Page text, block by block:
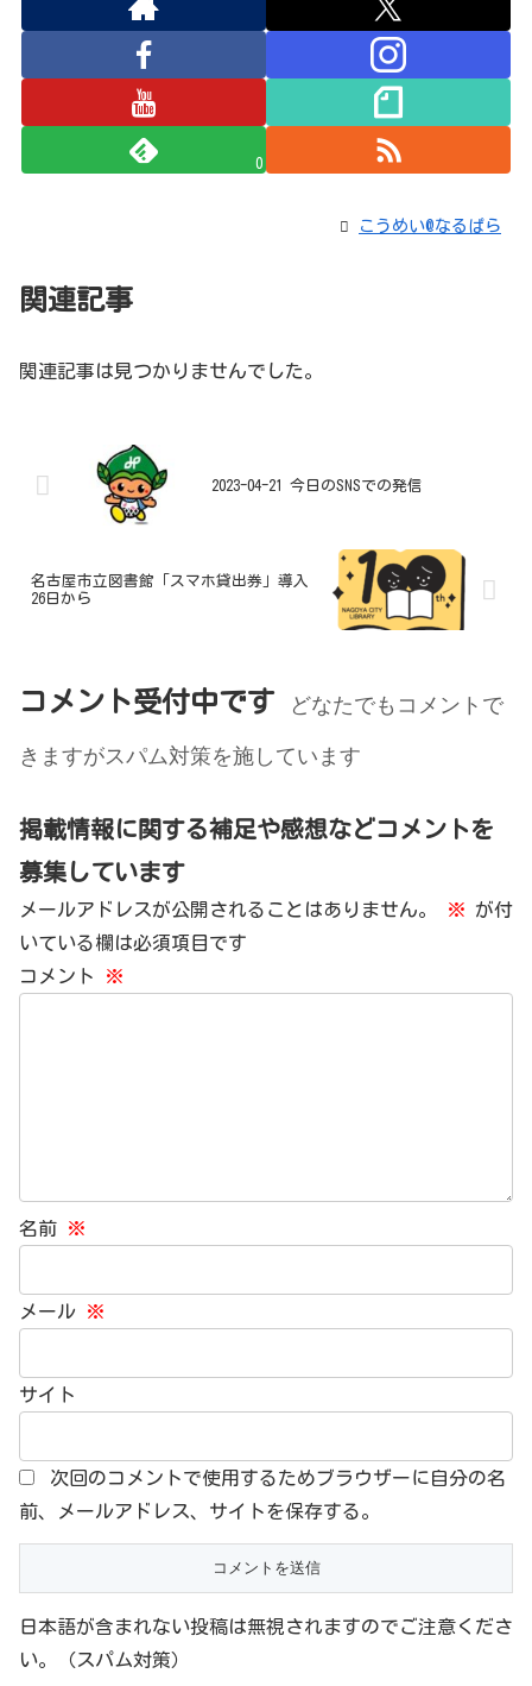
0
こうめい@なるぱら
関連記事
関連記事は見つかりませんでした。
2023-04-21 今日のSNSでの発信
名古屋市立図書館「スマホ貸出券」導入
26日から
コメント受付中です
どなたでもコメントで
きますがスパム対策を施しています
掲載情報に関する補足や感想などコメントを
募集しています
メールアドレスが公開されることはありません。 ※ が付
いている欄は必須項目です
コメント
※
名前 ※
メール ※
サイト
次回のコメントで使用するためブラウザーに自分の名
前、メールアドレス、サイトを保存する。
日本語が含まれない投稿は無視されますのでご注意くださ
い。（スパム対策）